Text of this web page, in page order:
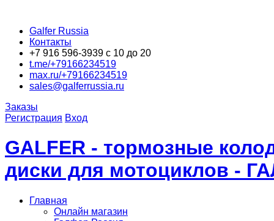
Galfer Russia
Контакты
+7 916 596-3939 с 10 до 20
t.me/+79166234519
max.ru/+79166234519
sales@galferrussia.ru
Заказы
Регистрация Вход
GALFER - тормозные
диски для мотоциклов -
Главная
Онлайн магазин